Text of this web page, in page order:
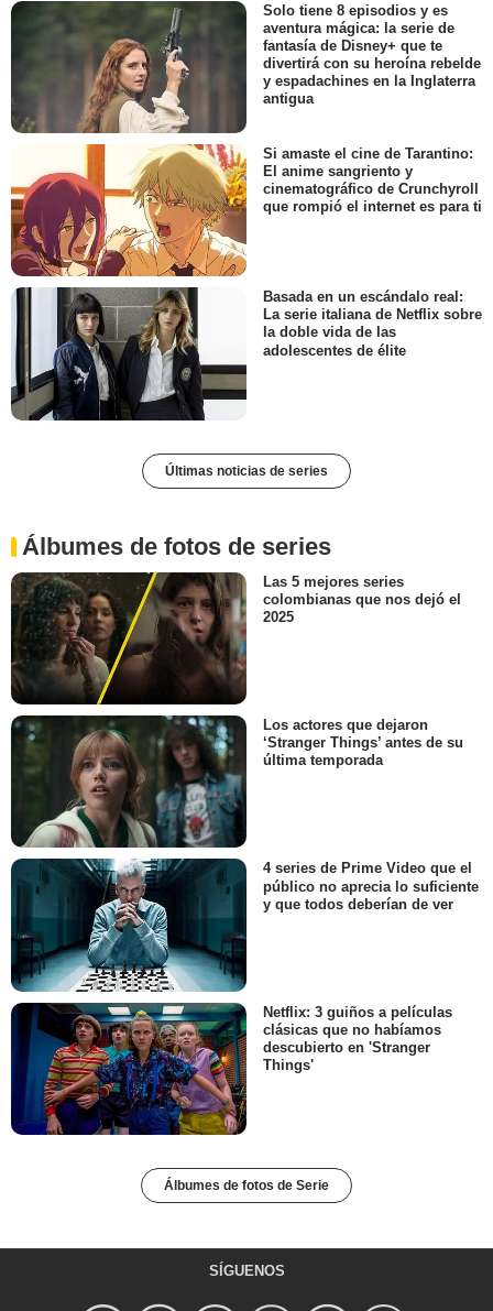
Solo tiene 8 episodios y es
aventura mágica: la serie de
fantasía de Disney+ que te
divertirá con su heroína rebelde
y espadachines en la Inglaterra
antigua
Si amaste el cine de Tarantino:
El anime sangriento y
cinematográfico de Crunchyroll
que rompió el internet es para ti
Basada en un escándalo real:
La serie italiana de Netflix sobre
la doble vida de las
adolescentes de élite
Últimas noticias de series
Álbumes de fotos de series
Las 5 mejores series
colombianas que nos dejó el
2025
Los actores que dejaron
‘Stranger Things’ antes de su
última temporada
4 series de Prime Video que el
público no aprecia lo suficiente
y que todos deberían de ver
Netflix: 3 guiños a películas
clásicas que no habíamos
descubierto en 'Stranger
Things'
Álbumes de fotos de Serie
SÍGUENOS